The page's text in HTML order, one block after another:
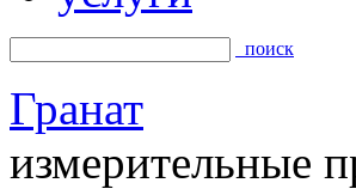
поиск
Гранат
измерительные